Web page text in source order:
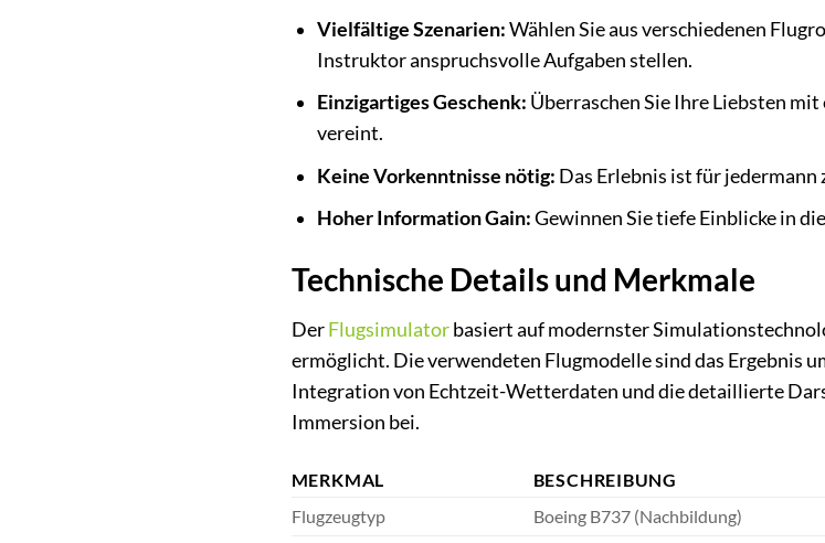
Vielfältige Szenarien:Wählen Sie aus verschiedenen
Instruktor anspruchsvolle Aufgaben stellen.
Einzigartiges Geschenk: Überraschen Sie Ihre Liebsten
vereint.
Keine Vorkenntnisse nötig: Das Erlebnis ist für
Hoher Information Gain:Gewinnen Sie tiefe Einblicke in
Technische Details und Merkmale
DerFlugsimulatorbasiert auf modernster
ermöglicht. Die verwendeten Flugmodelle sind das Ergebnis
Integration von Echtzeit-Wetterdaten und die detaillierte
Immersion bei.
MERKMAL
BESCHREIBUNG
Flugzeugtyp
Boeing B737 (Nachbildung)